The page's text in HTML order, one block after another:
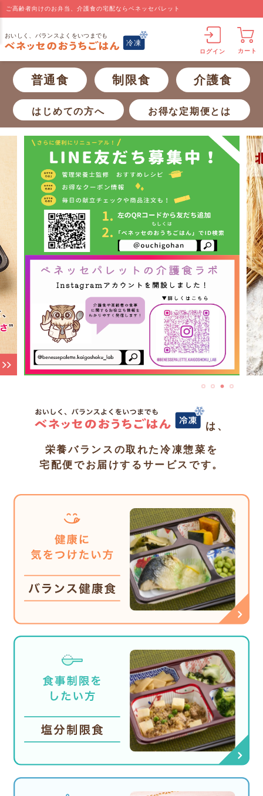
ご高齢者向けのお弁当、介護食の宅配ならベネッセパレット
ログイン カート
普通食 制限食 介護食
はじめての方へ お得な定期便とは
は、
栄養バランスの取れた冷凍惣菜を
宅配便でお届けするサービスです。